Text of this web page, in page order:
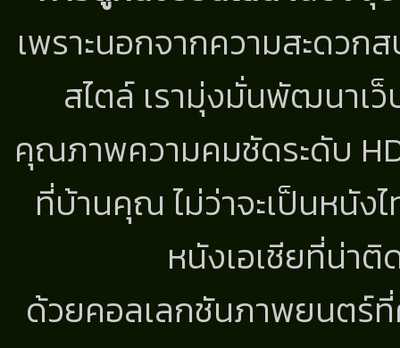
เพราะนอกจากความสะดว
สไตล์ เรามุ่งมั่นพัฒนาเ
คุณภาพความคมชัดระดับ
ที่บ้านคุณ ไม่ว่าจะเป็นหนั
หนังเอเชียที่น่า
ด้วยคอลเลกชันภาพยนตร์